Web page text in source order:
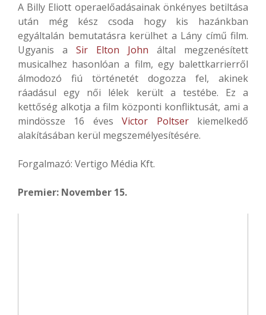
A Billy Eliott operaelőadásainak önkényes betiltása
után még kész csoda hogy kis hazánkban
egyáltalán bemutatásra kerülhet a Lány című film.
Ugyanis a Sir Elton John által megzenésített
musicalhez hasonlóan a film, egy balettkarrierről
álmodozó fiú történetét dogozza fel, akinek
ráadásul egy női lélek került a testébe. Ez a
kettőség alkotja a film központi konfliktusát, ami a
mindössze 16 évesVictor Poltserkiemelkedő
alakításában kerül megszemélyesítésére.
Forgalmazó: Vertigo Média Kft.
Premier: November 15.